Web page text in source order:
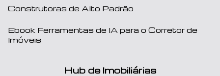
Construtoras de Alto Padrão
Ebook Ferramentas de IA para o Corretor de
Imóveis
Hub de Imobiliárias